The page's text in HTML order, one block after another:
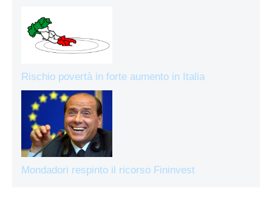
Rischio povertà in forte aumento in Italia
Mondadori respinto il ricorso Fininvest